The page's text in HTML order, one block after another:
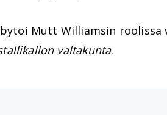
Mutt Williamsin roolissa
valtakunta.